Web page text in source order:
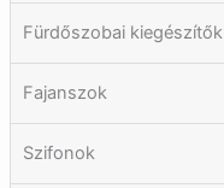
Fürdőszobai kiegészítők
Fajanszok
Szifonok